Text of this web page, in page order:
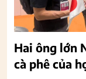
Hai ông lớn
cà phê của